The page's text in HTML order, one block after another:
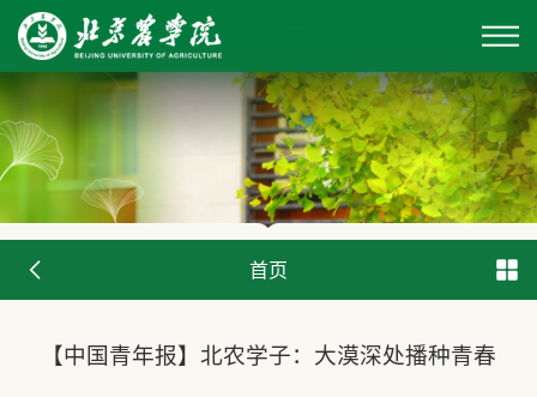
首页
【中国青年报】北农学子：大漠深处播种青春